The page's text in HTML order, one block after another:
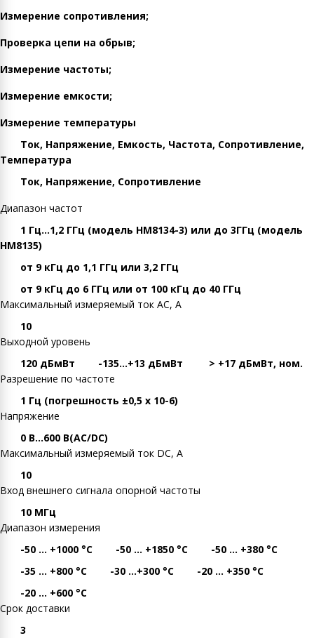
Измерение сопротивления;
Проверка цепи на обрыв;
Измерение частоты;
Измерение емкости;
Измерение температуры
Ток, Напряжение, Емкость, Частота, Сопротивление,
Температура
Ток, Напряжение, Сопротивление
Диапазон частот
1 Гц…1,2 ГГц (модель HM8134-3) или до 3ГГц (модель
HM8135)
от 9 кГц до 1,1 ГГц или 3,2 ГГц
от 9 кГц до 6 ГГц или от 100 кГц до 40 ГГц
Максимальный измеряемый ток AC, А
10
Выходной уровень
120 дБмВт
-135…+13 дБмВт
> +17 дБмВт, ном.
Разрешение по частоте
1 Гц (погрешность ±0,5 х 10-6)
Напряжение
0 В…600 В(AC/DC)
Максимальный измеряемый ток DC, А
10
Вход внешнего сигнала опорной частоты
10 МГц
Диапазон измерения
-50 ... +1000 °С
-50 ... +1850 °С
-50 ... +380 °С
-35 ... +800 °С
-30 ...+300 °C
-20 ... +350 °С
-20 ... +600 °С
Срок доставки
3